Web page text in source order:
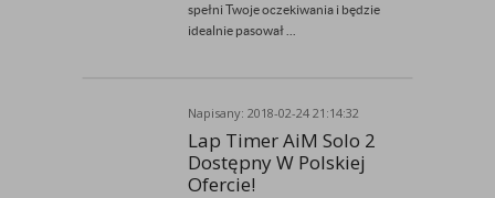
spełni Twoje oczekiwania i będzie
idealnie pasował ...
Napisany: 2018-02-24 21:14:32
Przez Rally-Tech
Lap Timer AiM Solo 2
Dostępny W Polskiej
Ofercie!